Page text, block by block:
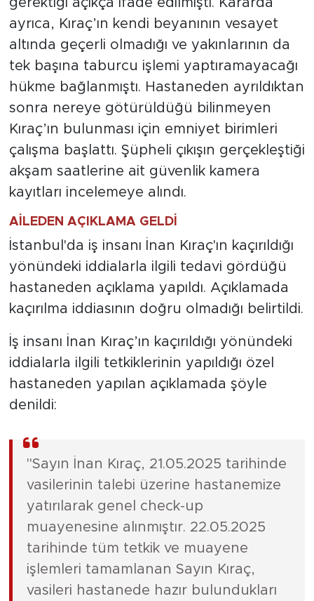
ayrıca, Kıraç’ın kendi beyanının vesayet
altında geçerli olmadığı ve yakınlarının da
tek başına taburcu işlemi yaptıramayacağı
hükme bağlanmıştı. Hastaneden ayrıldıktan
sonra nereye götürüldüğü bilinmeyen
Kıraç’ın bulunması için emniyet birimleri
çalışma başlattı. Şüpheli çıkışın gerçekleştiği
akşam saatlerine ait güvenlik kamera
kayıtları incelemeye alındı.
AİLEDEN AÇIKLAMA GELDİ
İstanbul'da iş insanı İnan Kıraç'ın kaçırıldığı
yönündeki iddialarla ilgili tedavi gördüğü
hastaneden açıklama yapıldı. Açıklamada
kaçırılma iddiasının doğru olmadığı belirtildi.
İş insanı İnan Kıraç’ın kaçırıldığı yönündeki
iddialarla ilgili tetkiklerinin yapıldığı özel
hastaneden yapılan açıklamada şöyle
denildi:
"Sayın İnan Kıraç, 21.05.2025 tarihinde
vasilerinin talebi üzerine hastanemize
yatırılarak genel check-up
muayenesine alınmıştır. 22.05.2025
tarihinde tüm tetkik ve muayene
işlemleri tamamlanan Sayın Kıraç,
vasileri hastanede hazır bulundukları